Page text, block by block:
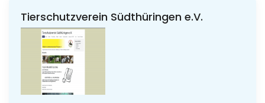
Tierschutzverein Südthüringen e.V.